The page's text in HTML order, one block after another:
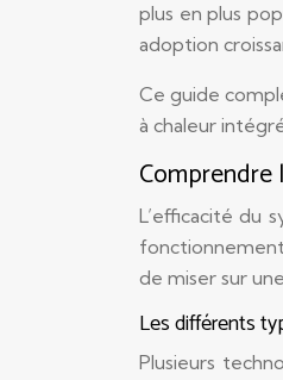
plus en plus
adoption
Ce guide
à chaleur
L’efficacité du
de miser sur une
Les différents
Plusieurs